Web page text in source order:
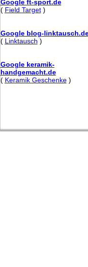
Google ft-sport.de
( Field Target)
Google blog-
( Linktausch )
Google keramik-
handgemacht.de
( Keramik Geschenke)